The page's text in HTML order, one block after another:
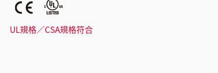
UL規格／CSA規格符合